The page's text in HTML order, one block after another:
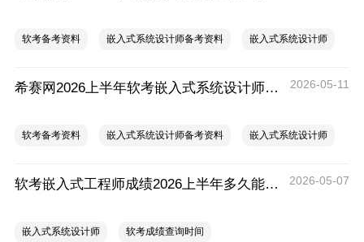
软考备考资料 嵌入式系统设计师备考资料 嵌入式系统设计师
希赛网2026上半年软考嵌入式系统设计师考前几页纸 2026-05-11
软考备考资料 嵌入式系统设计师备考资料 嵌入式系统设计师
软考嵌入式工程师成绩2026上半年多久能查？2026上半年软考嵌入式工程师成绩查询时间 2026-05-07
嵌入式系统设计师 软考成绩查询时间